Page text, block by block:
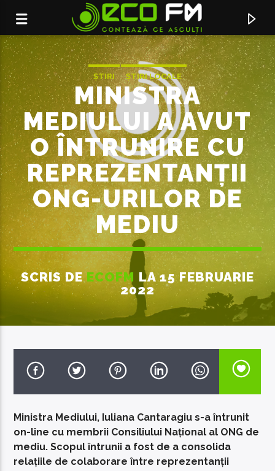
ACUM ÎN DIRECT
AT NIGHT
LAURA BODORIN
EcoFM Chisinau
ȘTIRI ȘTIRI LOCALE
MINISTRA
MEDIULUI A AVUT
O ÎNTRUNIRE CU
REPREZENTANȚII
ONG-URILOR DE
MEDIU
SCRIS DEECOFM LA 15 FEBRUARIE
2022
Ministra Mediului, Iuliana Cantaragiu s-a întrunit
on-line cu membrii Consiliului Național al ONG de
mediu. Scopul întrunii a fost de a consolida
relațiile de colaborare între reprezentanții